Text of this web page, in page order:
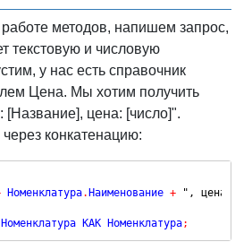
методов, напишем запрос,
текстовую и числовую
у нас есть справочник
Цена. Мы хотим получить
[Название], цена: [число]".
конкатенацию:
Номенклатура. Наименование + ", цена: "
Номенклатура КАК Номенклатура;